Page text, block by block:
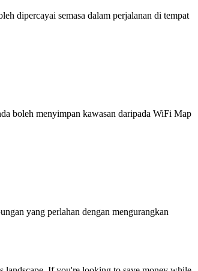
dipercayai semasa dalam perjalanan di tempat
boleh menyimpan kawasan daripada WiFi Map
yang perlahan dengan mengurangkan